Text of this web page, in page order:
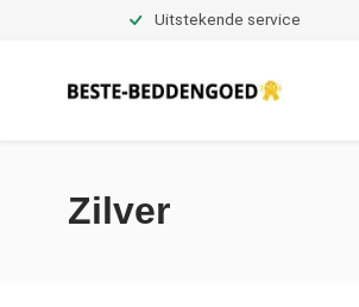
Uitstekende service
Zilver